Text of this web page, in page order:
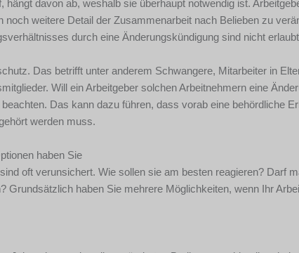
davon ab, weshalb sie überhaupt notwendig ist.
weitere Detail der Zusammenarbeit nach Belieben zu
durch eine Änderungskündigung sind nicht
Das betrifft unter anderem Schwangere, Mitarbeiter in
Will ein Arbeitgeber solchen Arbeitnehmern eine
Das kann dazu führen, dass vorab eine behördliche
werden muss.
haben Sie
oft verunsichert. Wie sollen sie am besten reagieren? Darf
Grundsätzlich haben Sie mehrere Möglichkeiten, wenn Ihr